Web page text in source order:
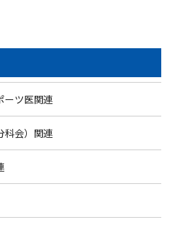
e
b
o
o
k
er l
ーツ医関連
科会）関連